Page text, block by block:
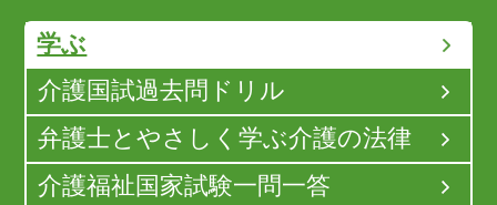
学ぶ
介護国試過去問ドリル
弁護士とやさしく学ぶ介護の法律
介護福祉国家試験一問一答